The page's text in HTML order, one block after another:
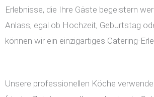
Erlebnisse, die Ihre Gäste begeistern
Anlass, egal ob Hochzeit, Geburtstag
können wir ein einzigartiges Catering-
Unsere professionellen Köche